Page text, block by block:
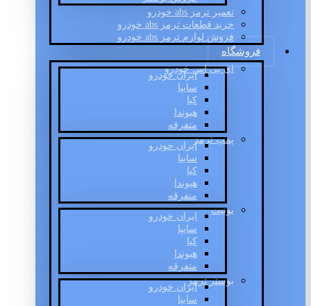
تعمیر ترمز abs خودرو
خرید قطعات ترمز abs خودرو
فروش لوازم ترمز abs خودرو
فروشگاه
ای بی اس خودرو
ایران خودرو
سایپا
کیا
هیوندا
متفرقه
پمپ ترمز
ایران خودرو
سایپا
کیا
هیوندا
متفرقه
یونیت
ایران خودرو
سایپا
کیا
هیوندا
متفرقه
بوستر ترمز
ایران خودرو
سایپا